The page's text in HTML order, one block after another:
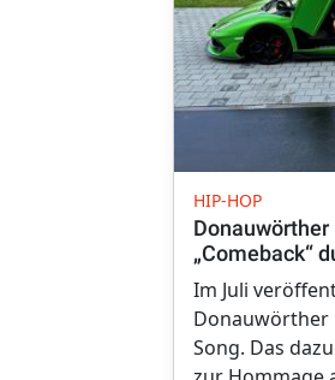
HIP-HOP
„Comeback“
Im Juli
Donauwörther
Song. Das